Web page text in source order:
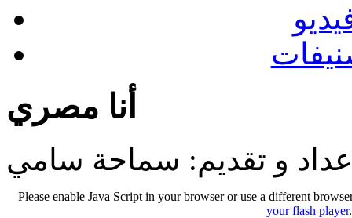
أنا مصري
و تقديم: سماحة سامي
Please enable Java Script in your browser or use a different
your flash player.